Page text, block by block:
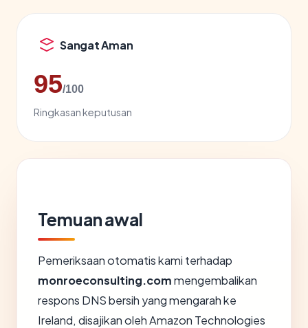
Sangat Aman
95/100
Ringkasan keputusan
Temuan awal
Pemeriksaan otomatis kami terhadap
monroeconsulting.commengembalikan
respons DNS bersih yang mengarah ke
Ireland, disajikan oleh Amazon Technologies